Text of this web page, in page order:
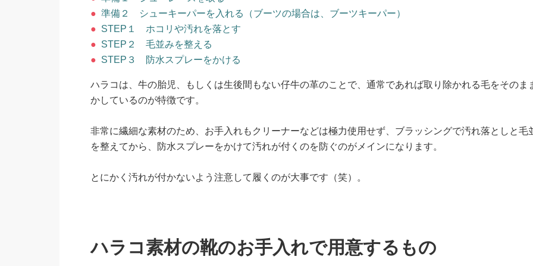
● 準備２ シューキーパーを入れる（ブーツの場合は、ブーツキーパー）
● STEP１ ホコリや汚れを落とす
● STEP２ 毛並みを整える
● STEP３ 防水スプレーをかける
ハラコは、牛の胎児、もしくは生後間もない仔牛の革のことで、通常であれば取り除かれる毛をそのま
かしているのが特徴です。
非常に繊細な素材のため、お手入れもクリーナーなどは極力使用せず、ブラッシングで汚れ落としと毛
を整えてから、防水スプレーをかけて汚れが付くのを防ぐのがメインになります。
とにかく汚れが付かないよう注意して履くのが大事です（笑）。
ハラコ素材の靴のお手入れで用意するもの